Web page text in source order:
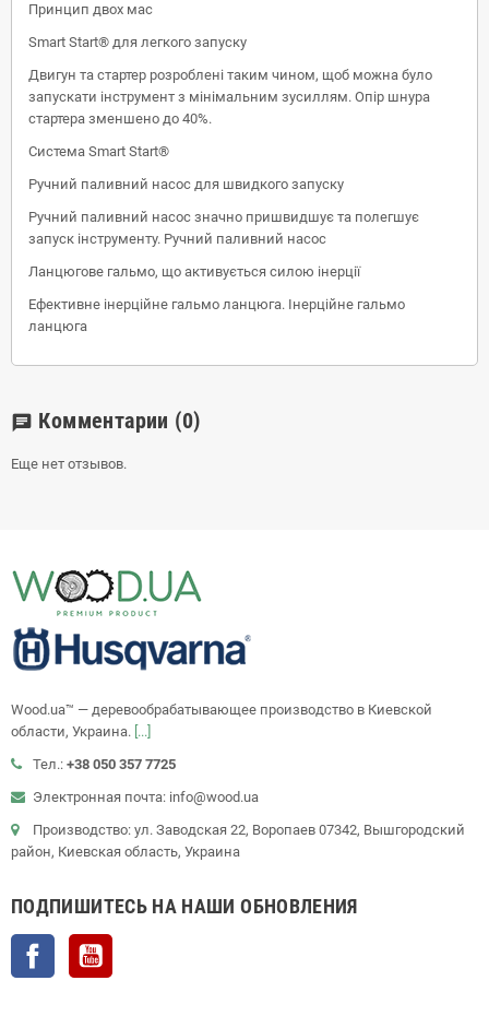
Принцип двох мас
Smart Start® для легкого запуску
Двигун та стартер розроблені таким чином, щоб можна було
запускати інструмент з мінімальним зусиллям. Опір шнура
стартера зменшено до 40%.
Система Smart Start®
Ручний паливний насос для швидкого запуску
Ручний паливний насос значно пришвидшує та полегшує
запуск інструменту. Ручний паливний насос
Ланцюгове гальмо, що активується силою інерції
Ефективне інерційне гальмо ланцюга. Інерційне гальмо
ланцюга
chat Комментарии (0)
Еще нет отзывов.
Wood.ua™ — деревообрабатывающее производство в Киевской
области, Украина. [...]
Тел.: +38 050 357 7725
Электронная почта: info@wood.ua
Производство: ул. Заводская 22, Воропаев 07342, Вышгородский
район, Киевская область, Украина
ПОДПИШИТЕСЬ НА НАШИ ОБНОВЛЕНИЯ
Facebook